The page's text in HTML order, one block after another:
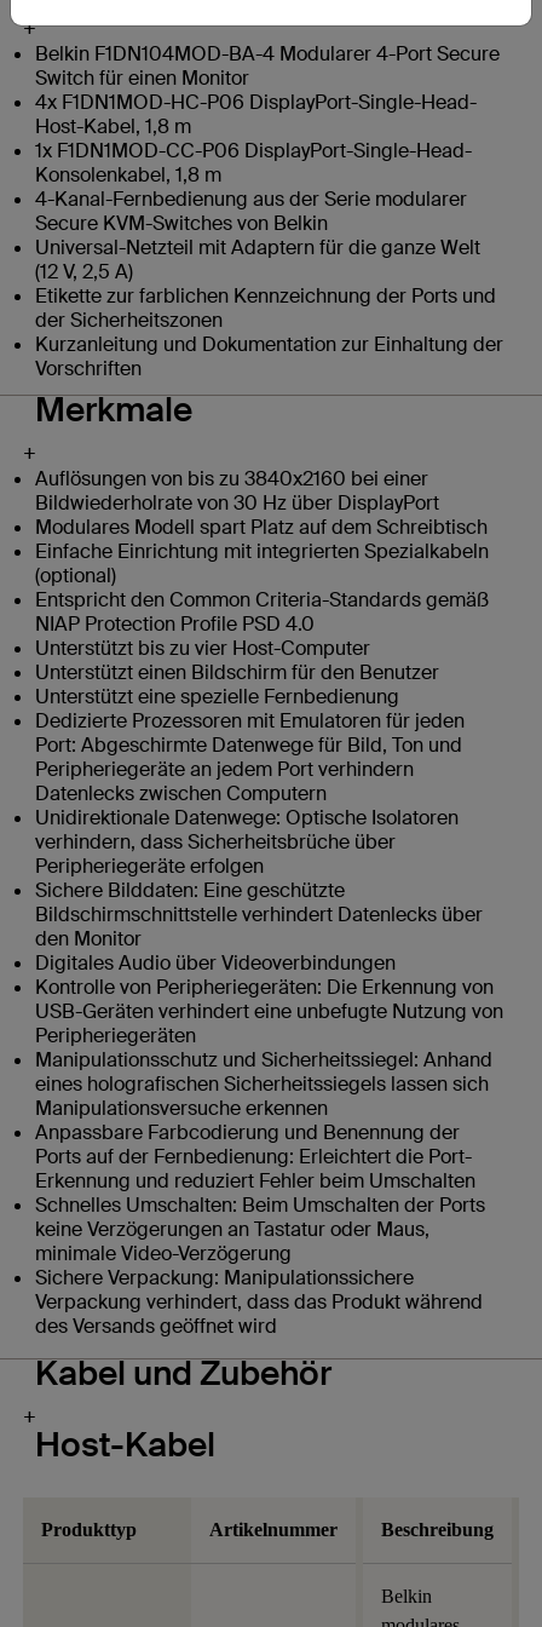
+
Belkin F1DN104MOD-BA-4 Modularer 4-Port Secure
Switch für einen Monitor
4x F1DN1MOD-HC-P06 DisplayPort-Single-Head-
Host-Kabel, 1,8 m
1x F1DN1MOD-CC-P06 DisplayPort-Single-Head-
Konsolenkabel, 1,8 m
4-Kanal-Fernbedienung aus der Serie modularer
Secure KVM-Switches von Belkin
Universal-Netzteil mit Adaptern für die ganze Welt
(12 V, 2,5 A)
Etikette zur farblichen Kennzeichnung der Ports und
der Sicherheitszonen
Kurzanleitung und Dokumentation zur Einhaltung der
Vorschriften
Merkmale
+
Auflösungen von bis zu 3840x2160 bei einer
Bildwiederholrate von 30 Hz über DisplayPort
Modulares Modell spart Platz auf dem Schreibtisch
Einfache Einrichtung mit integrierten Spezialkabeln
(optional)
Entspricht den Common Criteria-Standards gemäß
NIAP Protection Profile PSD 4.0
Unterstützt bis zu vier Host-Computer
Unterstützt einen Bildschirm für den Benutzer
Unterstützt eine spezielle Fernbedienung
Dedizierte Prozessoren mit Emulatoren für jeden
Port: Abgeschirmte Datenwege für Bild, Ton und
Peripheriegeräte an jedem Port verhindern
Datenlecks zwischen Computern
Unidirektionale Datenwege: Optische Isolatoren
verhindern, dass Sicherheitsbrüche über
Peripheriegeräte erfolgen
Sichere Bilddaten: Eine geschützte
Bildschirmschnittstelle verhindert Datenlecks über
den Monitor
Digitales Audio über Videoverbindungen
Kontrolle von Peripheriegeräten: Die Erkennung von
USB-Geräten verhindert eine unbefugte Nutzung von
Peripheriegeräten
Manipulationsschutz und Sicherheitssiegel: Anhand
eines holografischen Sicherheitssiegels lassen sich
Manipulationsversuche erkennen
Anpassbare Farbcodierung und Benennung der
Ports auf der Fernbedienung: Erleichtert die Port-
Erkennung und reduziert Fehler beim Umschalten
Schnelles Umschalten: Beim Umschalten der Ports
keine Verzögerungen an Tastatur oder Maus,
minimale Video-Verzögerung
Sichere Verpackung: Manipulationssichere
Verpackung verhindert, dass das Produkt während
des Versands geöffnet wird
Kabel und Zubehör
+
Host-Kabel
Produkttyp Artikelnummer Beschreibung
Belkin